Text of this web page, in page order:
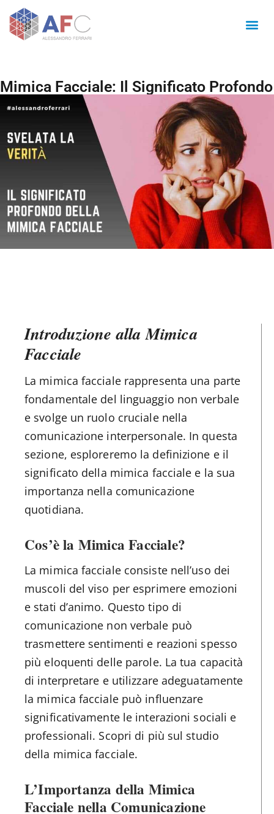
Mimica Facciale: Il Significato Profondo
Introduzione alla Mimica
Facciale
La mimica facciale rappresenta una parte
fondamentale del linguaggio non verbale
e svolge un ruolo cruciale nella
comunicazione interpersonale. In questa
sezione, esploreremo la definizione e il
significato della mimica facciale e la sua
importanza nella comunicazione
quotidiana.
Cos’è la Mimica Facciale?
La mimica facciale consiste nell’uso dei
muscoli del viso per esprimere emozioni
e stati d’animo. Questo tipo di
comunicazione non verbale può
trasmettere sentimenti e reazioni spesso
più eloquenti delle parole. La tua capacità
di interpretare e utilizzare adeguatamente
la mimica facciale può influenzare
significativamente le interazioni sociali e
professionali. Scopri di più sul studio
della mimica facciale.
L’Importanza della Mimica
Facciale nella Comunicazione